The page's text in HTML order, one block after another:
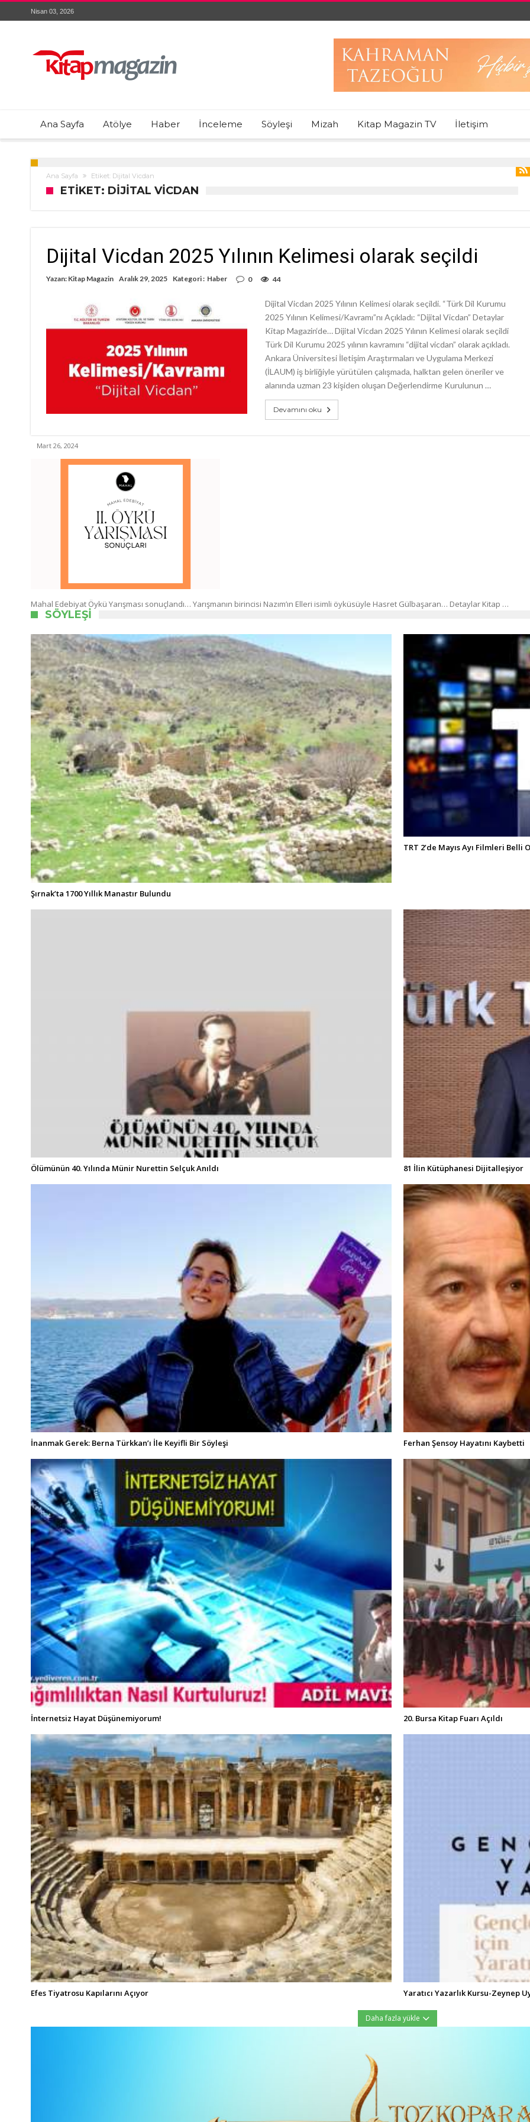
Nisan 03, 2026
Ana Sayfa Atölye Haber İnceleme Söyleşi Mizah Kitap Magazin TV İletişim
Ana Sayfa Etiket: Dijital Vicdan
ETIKET: DIJITAL VICDAN
Dijital Vicdan 2025 Yılının Kelimesi olarak seçildi
Yazan: Kitap Magazin Aralık 29, 2025 Kategori : Haber 0 44
Dijital Vicdan 2025 Yılının Kelimesi olarak seçildi. “Türk Dil Kurumu
2025 Yılının Kelimesi/Kavramı”nı Açıkladı: “Dijital Vicdan” Detaylar
Kitap Magazin‘de… Dijital Vicdan 2025 Yılının Kelimesi olarak seçildi
Türk Dil Kurumu 2025 yılının kavramını “dijital vicdan” olarak açıkladı.
Ankara Üniversitesi İletişim Araştırmaları ve Uygulama Merkezi
(İLAUM) iş birliğiyle yürütülen çalışmada, halktan gelen öneriler ve
alanında uzman 23 kişiden oluşan Değerlendirme Kurulunun …
Devamını oku
Mart 26, 2024
Mahal Edebiyat Öykü Yarışması sonuçlandı… Yarışmanın birincisi Nazım’ın Elleri isimli öyküsüyle Hasret Gülbaşaran… Detaylar Kitap …
SÖYLEŞI
Şırnak’ta 1700 Yıllık Manastır Bulundu
TRT 2’de Mayıs Ayı Filmleri Belli
Ölümünün 40. Yılında Münir Nurettin Selçuk Anıldı 81 İlin Kütüphanesi Dijitalleşiyor
İnanmak Gerek: Berna Türkkan’ı İle Keyifli Bir Söyleşi Ferhan Şensoy Hayatını Kaybetti
İnternetsiz Hayat Düşünemiyorum! 20. Bursa Kitap Fuarı Açıldı
Efes Tiyatrosu Kapılarını Açıyor Yaratıcı Yazarlık Kursu-Zeynep
Daha fazla yükle